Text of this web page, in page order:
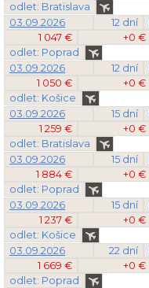
odlet: Bratislava
03.09.2026
12 dní
1 047 €
+0 €
odlet: Poprad
03.09.2026
12 dní
1 050 €
+0 €
odlet: Košice
03.09.2026
15 dní
1 259 €
+0 €
odlet: Bratislava
03.09.2026
15 dní
1 884 €
+0 €
odlet: Poprad
03.09.2026
15 dní
1 237 €
+0 €
odlet: Košice
03.09.2026
22 dní
1 669 €
+0 €
odlet: Poprad